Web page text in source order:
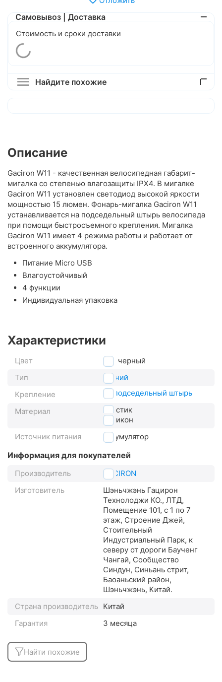
Самовывоз | Доставка
Стоимость и сроки доставки
Найдите похожие
Описание
Gaciron W11 - качественная велосипедная габарит-
мигалка со степенью влагозащиты IPX4. В мигалке
Gaciron W11 установлен светодиод высокой яркости
мощностью 15 люмен. Фонарь-мигалка Gaciron W11
устанавливается на подседельный штырь велосипеда
при помощи быстросъемного крепления. Мигалка
Gaciron W11 имеет 4 режима работы и работает от
встроенного аккумулятора.
Питание Micro USB
Влагоустойчивый
4 функции
Индивидуальная упаковка
Характеристики
Цвет
черный
Тип
задний
Крепление
на подседельный штырь
Материал
пластик
силикон
Источник питания
аккумулятор
Информация для покупателей
Производитель
GACIRON
Изготовитель
Шэньчжэнь Гацирон
Технолоджи КО., ЛТД,
Помещение 101, с 1 по 7
этаж, Строение Джей,
Стоительный
Индустриальный Парк, к
северу от дороги Баученг
Чангай, Сообщество
Синдун, Синьань стрит,
Баоаньский район,
Шэньчжэнь, Китай.
Страна производитель Китай
Гарантия
3 месяца
Найти похожие